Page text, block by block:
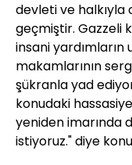
devleti ve halkıyla
geçmiştir. Gazzeli
insani yardımların
makamlarının
şükranla yad
konudaki
yeniden imarında
istiyoruz." diye